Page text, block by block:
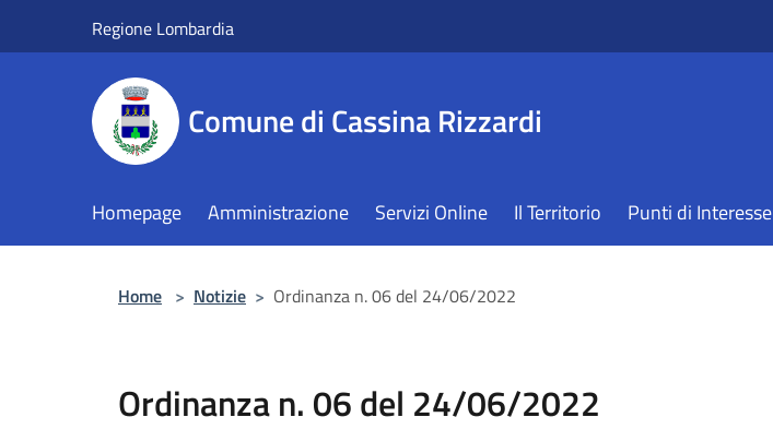
Regione Lombardia
Comune di Cassina Rizzardi
Homepage Amministrazione Servizi Online Il Territorio Punti di Interesse
Home > Notizie > Ordinanza n. 06 del 24/06/2022
Ordinanza n. 06 del 24/06/2022